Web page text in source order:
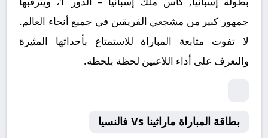
جمهور كبير من مشجعي الفريقين في جميع أنحاء العالم.
لا تفوت متابعة المباراة للاستمتاع بأحداثها المثيرة
والتعرف على أداء اللاعبين لحظة بلحظة.
بطاقة المباراة ماراثينا Vs فالنسيا